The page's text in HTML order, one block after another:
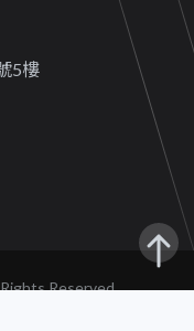
5樓
Reserved.